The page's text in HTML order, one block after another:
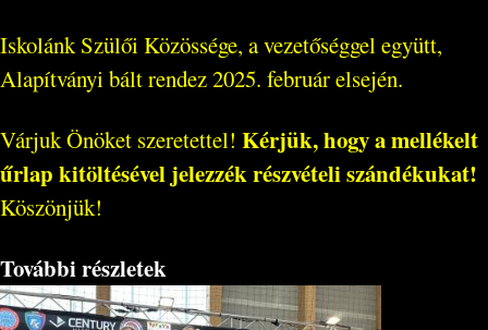
Iskolánk Szülői Közössége, a vezetőséggel együtt,
Alapítványi bált rendez 2025. február elsején.
Várjuk Önöket szeretettel! Kérjük, hogy a mellékelt
űrlap kitöltésével jelezzék részvételi szándékukat!
Köszönjük!
További részletek